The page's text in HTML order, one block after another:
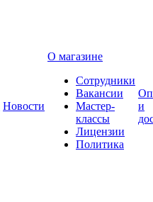
Новости
О магазине
Сотрудники
Вакансии
Мастер-
классы
Лицензии
Политика
и